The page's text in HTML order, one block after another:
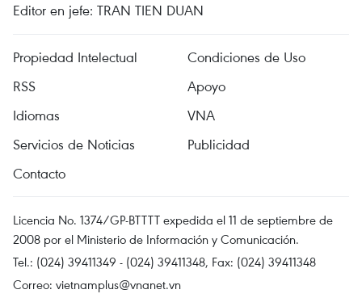
Editor en jefe: TRAN TIEN DUAN
Propiedad Intelectual
Condiciones de Uso
RSS
Apoyo
Idiomas
VNA
Servicios de Noticias
Publicidad
Contacto
Licencia No. 1374/GP-BTTTT expedida el 11 de septiembre de
2008 por el Ministerio de Información y Comunicación.
Tel.: (024) 39411349 - (024) 39411348, Fax: (024) 39411348
Correo: vietnamplus@vnanet.vn